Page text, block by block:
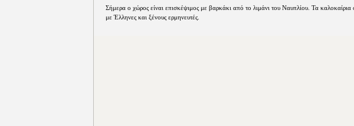
Σήμερα ο χώρος είναι επισκέψιμος με βαρκάκι από το λιμάνι του Ναυπλίου. Τα καλοκαίρια
με Έλληνες και ξένους ερμηνευτές.